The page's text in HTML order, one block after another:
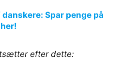
Spar penge på
efter dette: